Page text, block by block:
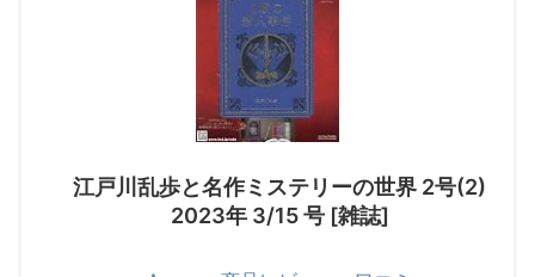
江戸川乱歩と名作ミステリーの世界 2号(2)
2023年 3/15 号 [雑誌]